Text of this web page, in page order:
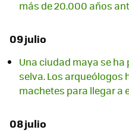
más de 20.000 años
09 julio
Una ciudad maya se
selva. Los arqueólogos
machetes para llegar a
08 julio